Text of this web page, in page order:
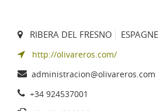
RIBERA DEL FRESNO ESPAGNE
http://olivareros.com/
administracion@olivareros.com
+34 924537001